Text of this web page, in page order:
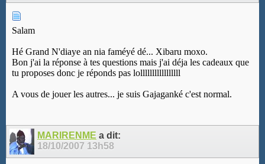
Salam
Hé Grand N'diaye an nia faméyé dé... Xibaru moxo.
Bon j'ai la réponse à tes questions mais j'ai déja les cadeaux que
tu proposes donc je réponds pas lolllllllllllllllll
A vous de jouer les autres... je suis Gajaganké c'est normal.
MARIRENME a dit:
18/10/2007 13h58